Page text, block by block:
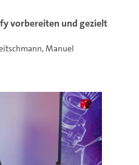
vorbereiten und gezielt
,Manuel